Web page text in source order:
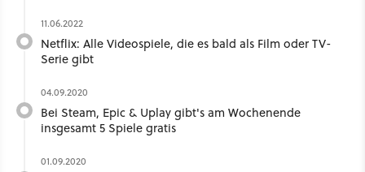
11.06.2022
Netflix: Alle Videospiele, die es bald als Film oder TV-
Serie gibt
04.09.2020
Bei Steam, Epic & Uplay gibt's am Wochenende
insgesamt 5 Spiele gratis
01.09.2020